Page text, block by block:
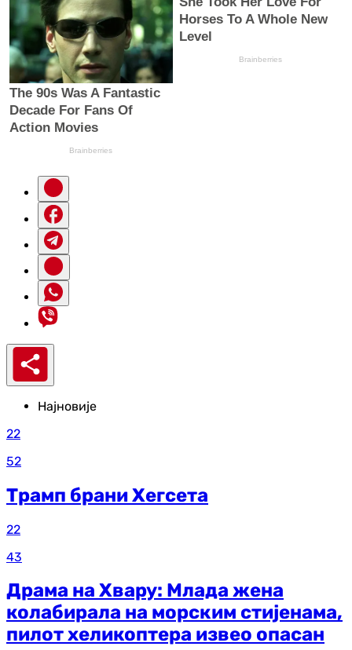
Најновије
22
52
Трамп брани Хегсета
22
43
Драма на Хвару: Млада жена
колабирала на морским стијенама,
пилот хеликоптера извео опасан